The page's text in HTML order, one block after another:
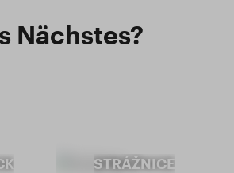
Nächstes?
STRÁŽNICE